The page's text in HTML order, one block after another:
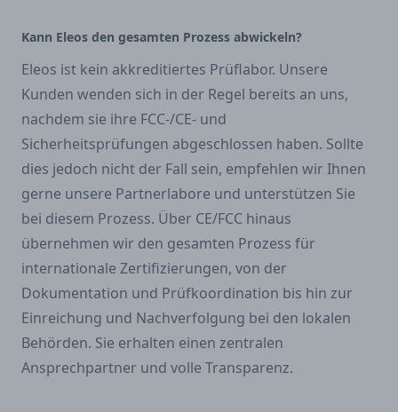
Kann Eleos den gesamten Prozess abwickeln?
Eleos ist kein akkreditiertes Prüflabor. Unsere
Kunden wenden sich in der Regel bereits an uns,
nachdem sie ihre FCC-/CE- und
Sicherheitsprüfungen abgeschlossen haben. Sollte
dies jedoch nicht der Fall sein, empfehlen wir Ihnen
gerne unsere Partnerlabore und unterstützen Sie
bei diesem Prozess. Über CE/FCC hinaus
übernehmen wir den gesamten Prozess für
internationale Zertifizierungen, von der
Dokumentation und Prüfkoordination bis hin zur
Einreichung und Nachverfolgung bei den lokalen
Behörden. Sie erhalten einen zentralen
Ansprechpartner und volle Transparenz.